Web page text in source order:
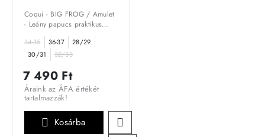
34-35 36-37
28/29
30/31
32/33
Coqui - BIG FROG / Amulet
- Leány papucs praktikus
választás, amely ötvözi a
stílust és a funkcionalitást.
Kiválóan alkalmas a
mindennapi használatra...
7 490 Ft
Áraink az ÁFA értékét
tartalmazzák!
Kosárba